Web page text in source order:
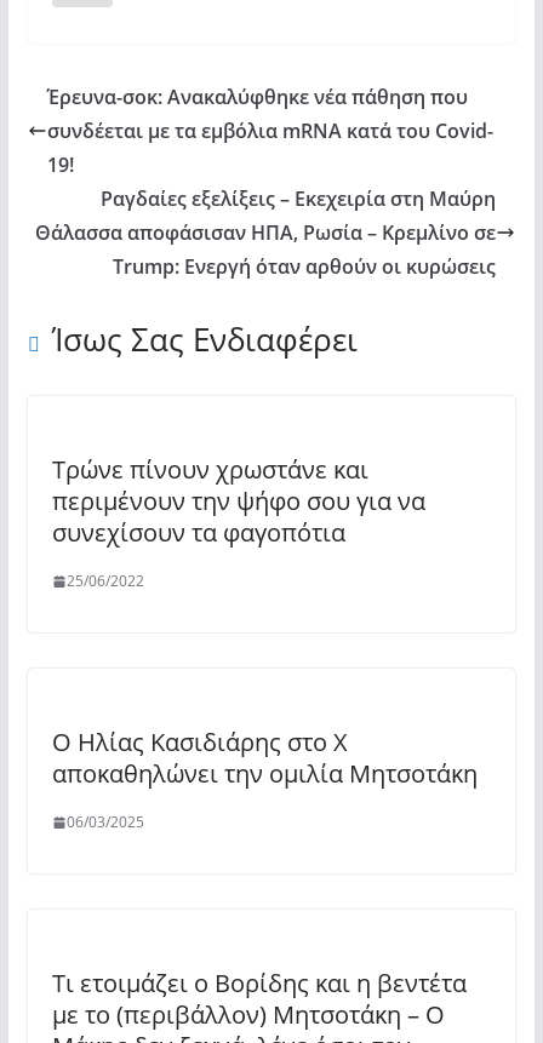
Έρευνα-σοκ: Ανακαλύφθηκε νέα πάθηση που
συνδέεται με τα εμβόλια mRNA κατά του Covid-
19!
Ραγδαίες εξελίξεις – Εκεχειρία στη Μαύρη
Θάλασσα αποφάσισαν ΗΠΑ, Ρωσία – Κρεμλίνο σε
Trump: Ενεργή όταν αρθούν οι κυρώσεις
Ίσως Σας Ενδιαφέρει
Τρώνε πίνουν χρωστάνε και
περιμένουν την ψήφο σου για να
συνεχίσουν τα φαγοπότια
25/06/2022
Ο Ηλίας Κασιδιάρης στο Χ
αποκαθηλώνει την ομιλία Μητσοτάκη
06/03/2025
Τι ετοιμάζει ο Βορίδης και η βεντέτα
με το (περιβάλλον) Μητσοτάκη – Ο